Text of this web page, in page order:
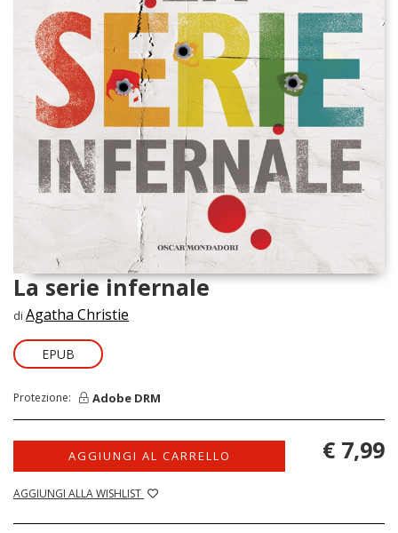
La serie infernale
di Agatha Christie
EPUB
Protezione: Adobe DRM
AGGIUNGI AL CARRELLO
AGGIUNGI ALLA WISHLIST
€ 7,99